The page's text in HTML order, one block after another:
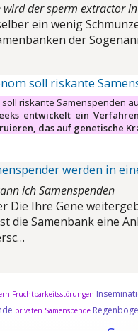
der sperm extractor
ein wenig
der
soll riskante
riskante Samenspenden
entwickelt ein
das auf genetische
werden in
ich Samenspenden
Die Ihre Gene
die Samenbank eine
Fruchtbarkeitsstörungen
privaten Samenspende